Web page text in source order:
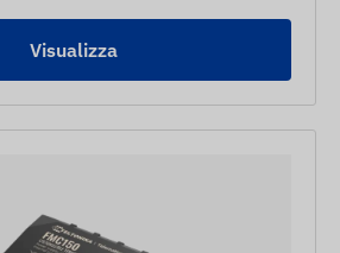
Visualizza